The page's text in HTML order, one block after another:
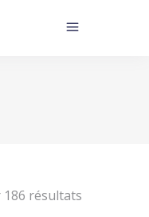
186 résultats